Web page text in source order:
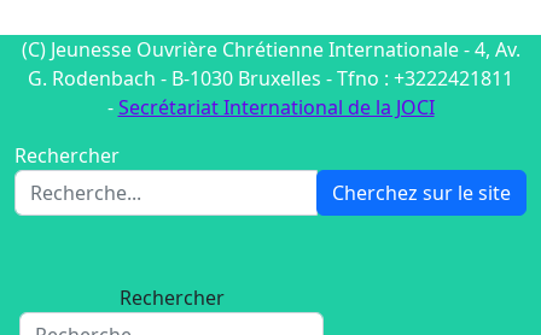
(C) Jeunesse Ouvrière Chrétienne Internationale - 4, Av.
G. Rodenbach - B-1030 Bruxelles - Tfno : +3222421811
-Secrétariat International de la JOCI
Rechercher
Cherchez sur le site
Rechercher